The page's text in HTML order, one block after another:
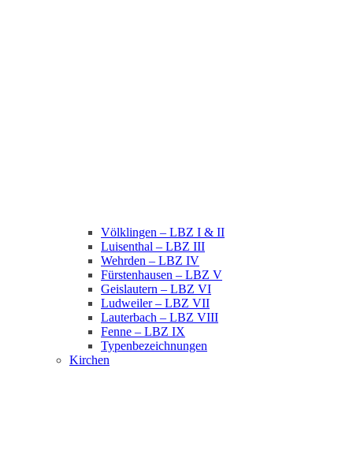
Völklingen – LBZ I & II
Luisenthal – LBZ III
Wehrden – LBZ IV
Fürstenhausen – LBZ V
Geislautern – LBZ VI
Ludweiler – LBZ VII
Lauterbach – LBZ VIII
Fenne – LBZ IX
Typenbezeichnungen
Kirchen